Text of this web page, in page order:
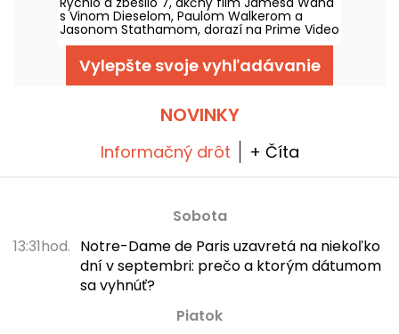
s Vinom Dieselom, Paulom Walkerom a
Jasonom Stathamom, dorazí na Prime Video
1. augusta 2026 spolu s viacerými dielmi
Vylepšte svoje vyhľadávanie
NOVINKY
Informačný drôt + Číta
Sobota
13:31hod. Notre-Dame de Paris uzavretá na niekoľko
dní v septembri: prečo a ktorým dátumom
sa vyhnúť?
Piatok